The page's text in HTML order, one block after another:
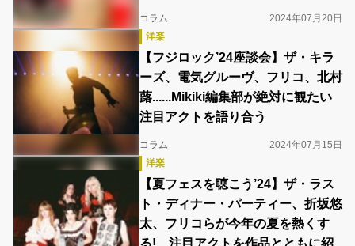
コラム
2024年07月20日
洋楽
【フジロック’24座談会】ザ・キラ
ーズ、電気グルーヴ、フリコ、北村
蕗......Mikiki編集部が絶対に観たい
注目アクトを語り合う
コラム
2024年07月15日
洋楽
【夏フェスを聴こう’24】ザ・ラス
ト・ディナー・パーティー、折坂悠
太、フリコらが今年の夏を熱くす
る! 注目アクトを作品とともに紹